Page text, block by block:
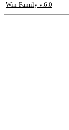
Win-Family v.6.0